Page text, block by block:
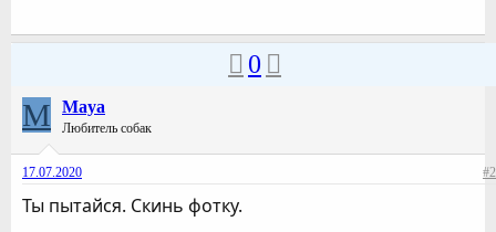
0
M Maya
Любитель собак
17.07.2020 #2
Ты пытайся. Скинь фотку.